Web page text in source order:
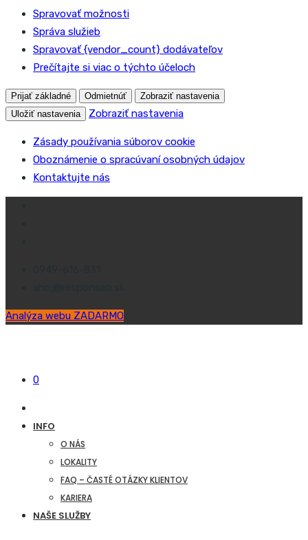
Spravovať možnosti
Správa služieb
Spravovať {vendor_count} dodávateľov
Prečítajte si viac o týchto účeloch
Prijať základné Odmietnúť
Zobraziť nastavenia
Uložiť nastavenia
Zobraziť nastavenia
Zásady používania súborov cookie
Oboznámenie o spracúvaní osobných údajov
Kontaktujte nás
Analýza webu ZADARMO
0
INFO
O NÁS
LOKALITY
FAQ – ČASTÉ OTÁZKY KLIENTOV
KARIERA
NAŠE SLUŽBY